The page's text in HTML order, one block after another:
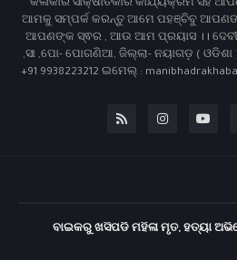
କଳାକାର ସାକ୍ଷାତକାର କାର୍ଯ୍ୟକ୍ରମ ସହ
ଆମକୁ ସମ୍ପର୍କ କରନ୍ତୁ ଆମେ ପହଞ୍ଚିବୁ
ଆପଣଙ୍କ ସ୍ଵର , ଆଉ ଆମ ପ୍ରୟାସ ।।
,ସା ,ପୋ- ପୋଗଣିଆ, ଜିଲ୍ଲା- ନୟାଗଡ଼ ( ଓଡିଶା
+91 9938223212 ଇମେଲ୍ :
ବାଇକରୁ ଖସିପଡି ମହିଳା ମୃତ, ହତ୍ୟା